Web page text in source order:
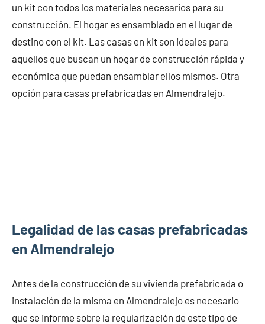
un kit con todos los materiales necesarios para su
construcción. El hogar es ensamblado en el lugar de
destino con el kit. Las casas en kit son ideales para
aquellos que buscan un hogar de construcción rápida y
económica que puedan ensamblar ellos mismos. Otra
opción para casas prefabricadas en Almendralejo.
Legalidad de las casas prefabricadas
en Almendralejo
Antes de la construcción de su vivienda prefabricada o
instalación de la misma en Almendralejo es necesario
que se informe sobre la regularización de este tipo de